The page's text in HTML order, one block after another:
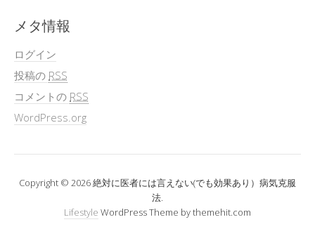
メタ情報
ログイン
投稿の RSS
コメントの RSS
WordPress.org
Copyright © 2026 絶対に医者には言えない(でも効果あり）病気克服
法.
Lifestyle WordPress Theme by themehit.com